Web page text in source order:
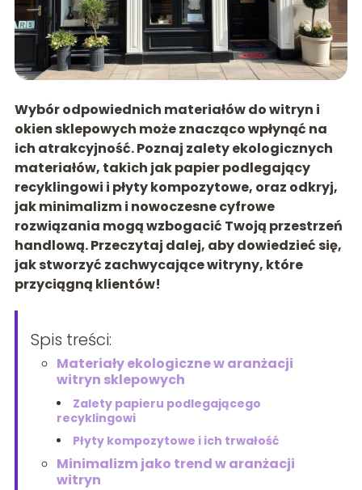
Wybór odpowiednich materiałów do witryn i
okien sklepowych może znacząco wpłynąć na
ich atrakcyjność. Poznaj zalety ekologicznych
materiałów, takich jak papier podlegający
recyklingowi i płyty kompozytowe, oraz odkryj,
jak minimalizm i nowoczesne cyfrowe
rozwiązania mogą wzbogacić Twoją przestrzeń
handlową. Przeczytaj dalej, aby dowiedzieć się,
jak stworzyć zachwycające witryny, które
przyciągną klientów!
Spis treści:
Materiały ekologiczne w aranżacji
witryn sklepowych
Zalety papieru podlegającego
recyklingowi
Płyty kompozytowe i ich trwałość
Minimalizm jako trend w aranżacji
witryn